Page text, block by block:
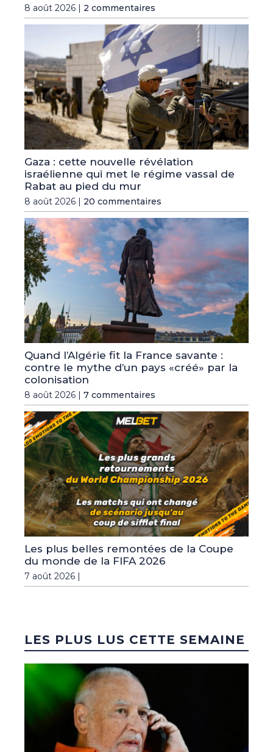
8 août 2026 | 2 commentaires
Gaza : cette nouvelle révélation
israélienne qui met le régime vassal de
Rabat au pied du mur
8 août 2026 | 20 commentaires
Quand l’Algérie fit la France savante :
contre le mythe d’un pays «créé» par la
colonisation
8 août 2026 | 7 commentaires
Les plus belles remontées de la Coupe
du monde de la FIFA 2026
7 août 2026 |
LES PLUS LUS CETTE SEMAINE